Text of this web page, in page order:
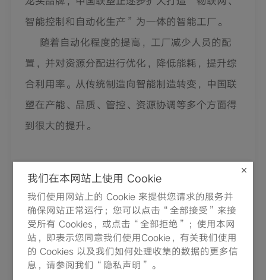
智能控制和自动化生产”为一体的智能工厂。
随着自动化程度的提高，工厂减少人员的配
置，并对资源分配进行优化，降低能耗，提升综
合利用率。从传统制造向智能制造转变，中国联
塑在产能、品质、管控、资源协调等多个方面得
到很大的提升。
联塑集团执行董事兼副总裁赖志强在接受网
易采访时指出，今年受疫情的影响，由于联塑在
智能制造已先行布局，它的抗风险能力就凸显出
来了。联塑智能无人车间在疫情防控期间，规避
人员聚集产生的风险，同时又能在疫情期间保质
我们在本网站上使用 Cookie
我们使用网站上的 Cookie 来提供您请求的服务并
确保网站正常运行；您可以点击“全部接受”来接
受所有 Cookies，或点击“全部拒绝”；使用本网
站，即表示您同意我们使用Cookie，有关我们使用
的 Cookies 以及我们如何处理收集的数据的更多信
息，请参阅我们“隐私声明”。